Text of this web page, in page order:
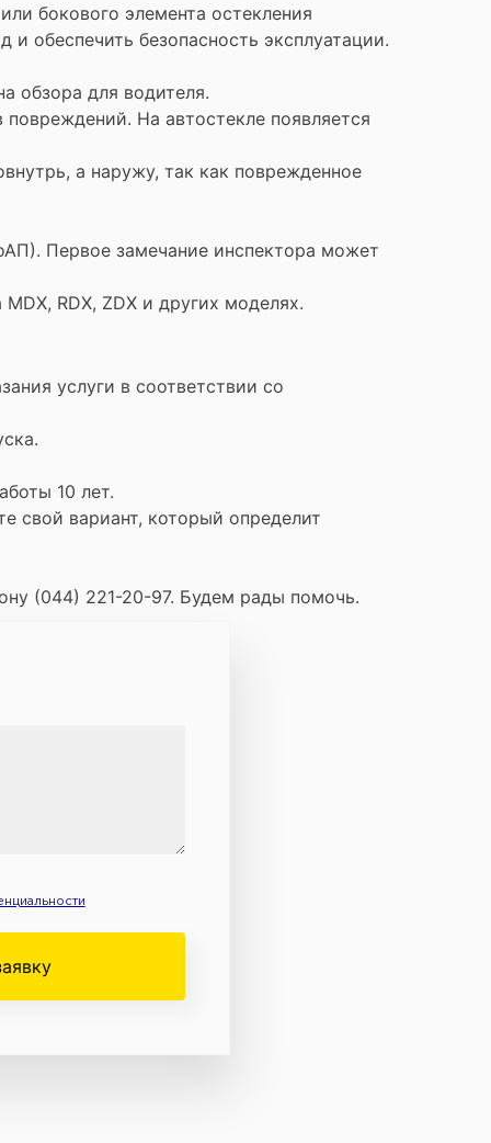
бокового элемента остекления
обеспечить безопасность эксплуатации.
обзора для водителя.
На автостекле появляется
а наружу, так как поврежденное
Первое замечание инспектора может
RDX, ZDX и других моделях.
услуги в соответствии со
10 лет.
свой вариант, который определит
(044) 221-20-97. Будем рады помочь.